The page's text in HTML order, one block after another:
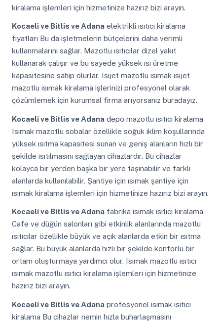
kiralama işlemleri için hizmetinize hazırız bizi arayın.
Kocaeli ve Bitlis ve Adanaelektrikli ısıtıcı kiralama
fiyatları Bu da işletmelerin bütçelerini daha verimli
kullanmalarını sağlar. Mazotlu ısıtıcılar dizel yakıt
kullanarak çalışır ve bu sayede yüksek ısı üretme
kapasitesine sahip olurlar. Isıjet mazotlu ısımak ısıjet
mazotlu ısımak kiralama işlerinizi profesyonel olarak
çözümlemek için kurumsal firma arıyorsanız buradayız.
Kocaeli ve Bitlis ve Adanadepo mazotlu ısıtıcı kiralama
Isımak mazotlu sobalar özellikle soğuk iklim koşullarında
yüksek ısıtma kapasitesi sunan ve geniş alanların hızlı bir
şekilde ısıtılmasını sağlayan cihazlardır. Bu cihazlar
kolayca bir yerden başka bir yere taşınabilir ve farklı
alanlarda kullanılabilir. Şantiye için ısımak şantiye için
ısımak kiralama işlemleri için hizmetinize hazırız bizi arayın.
Kocaeli ve Bitlis ve Adanafabrika isımak ısıtıcı kiralama
Cafe ve düğün salonları gibi etkinlik alanlarında mazotlu
ısıtıcılar özellikle büyük ve açık alanlarda etkin bir ısıtma
sağlar. Bu büyük alanlarda hızlı bir şekilde konforlu bir
ortam oluşturmaya yardımcı olur. Isımak mazotlu ısıtıcı
ısımak mazotlu ısıtıcı kiralama işlemleri için hizmetinize
hazırız bizi arayın.
Kocaeli ve Bitlis ve Adanaprofesyonel isımak ısıtıcı
kiralama Bu cihazlar nemin hızla buharlaşmasını